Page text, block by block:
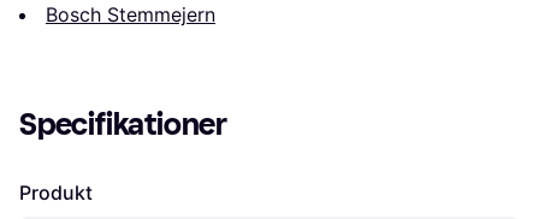
Bosch Stemmejern
Specifikationer
Produkt